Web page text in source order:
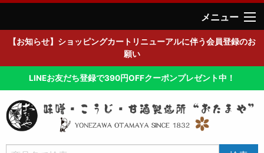
メニュー
【お知らせ】ショッピングカートリニューアルに伴う会員登録のお
願い
LINEお友だち登録で390円OFFクーポンプレゼント中！